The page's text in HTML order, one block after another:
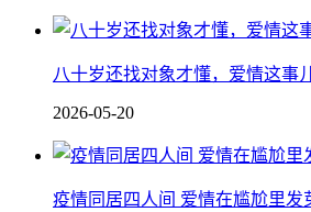
八十岁还找对象才懂，爱情这事
2026-05-20
疫情同居四人间 爱情在尴尬里发